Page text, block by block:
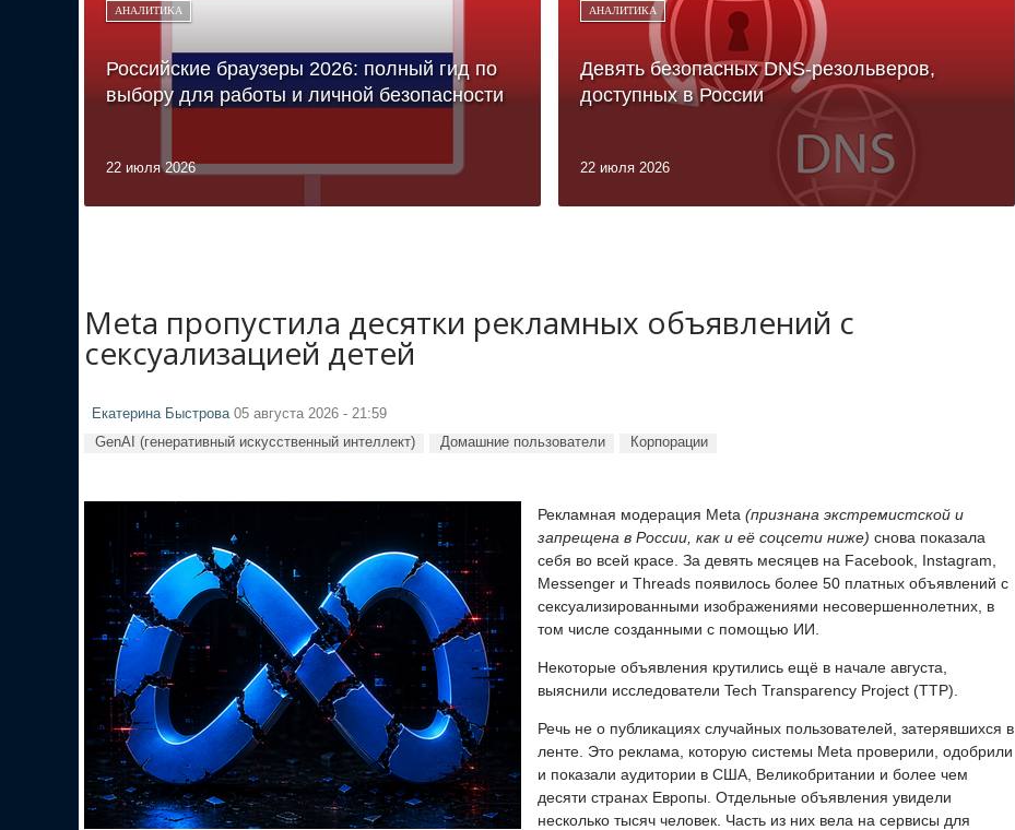
АНАЛИТИКА
Российские браузеры 2026: полный гид по
выбору для работы и личной безопасности
22 июля 2026
АНАЛИТИКА
Девять безопасных DNS-резольверов,
доступных в России
22 июля 2026
Meta пропустила десятки рекламных объявлений с
сексуализацией детей
Екатерина Быстрова 05 августа 2026 - 21:59
GenAI (генеративный искусственный интеллект) Домашние пользователи Корпорации
Рекламная модерация Meta (признана экстремистской и
запрещена в России, как и её соцсети ниже) снова показала
себя во всей красе. За девять месяцев на Facebook, Instagram,
Messenger и Threads появилось более 50 платных объявлений с
сексуализированными изображениями несовершеннолетних, в
том числе созданными с помощью ИИ.
Некоторые объявления крутились ещё в начале августа,
выяснили исследователи Tech Transparency Project (TTP).
Речь не о публикациях случайных пользователей, затерявшихся в
ленте. Это реклама, которую системы Meta проверили, одобрили
и показали аудитории в США, Великобритании и более чем
десяти странах Европы. Отдельные объявления увидели
несколько тысяч человек. Часть из них вела на сервисы для